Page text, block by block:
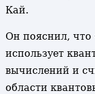
Кай.
Он пояснил, что
использует
вычислений и
области